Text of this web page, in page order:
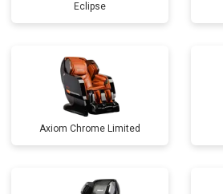
Eclipse
Axiom Chrome Limited